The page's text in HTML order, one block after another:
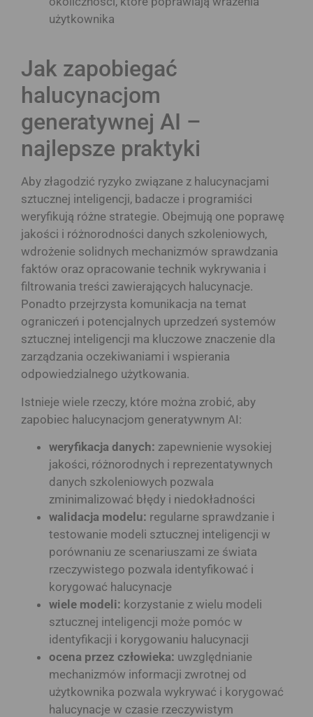
użytkownika
Jak zapobiegać
halucynacjom
generatywnej AI –
najlepsze praktyki
Aby złagodzić ryzyko związane z halucynacjami
sztucznej inteligencji, badacze i programiści
weryfikują różne strategie. Obejmują one poprawę
jakości i różnorodności danych szkoleniowych,
wdrożenie solidnych mechanizmów sprawdzania
faktów oraz opracowanie technik wykrywania i
filtrowania treści zawierających halucynacje.
Ponadto przejrzysta komunikacja na temat
ograniczeń i potencjalnych uprzedzeń systemów
sztucznej inteligencji ma kluczowe znaczenie dla
zarządzania oczekiwaniami i wspierania
odpowiedzialnego użytkowania.
Istnieje wiele rzeczy, które można zrobić, aby
zapobiec halucynacjom generatywnym AI:
weryfikacja danych: zapewnienie wysokiej
jakości, różnorodnych i reprezentatywnych
danych szkoleniowych pozwala
zminimalizować błędy i niedokładności
walidacja modelu: regularne sprawdzanie i
testowanie modeli sztucznej inteligencji w
porównaniu ze scenariuszami ze świata
rzeczywistego pozwala identyfikować i
korygować halucynacje
wiele modeli: korzystanie z wielu modeli
sztucznej inteligencji może pomóc w
identyfikacji i korygowaniu halucynacji
ocena przez człowieka: uwzględnianie
mechanizmów informacji zwrotnej od
użytkownika pozwala wykrywać i korygować
halucynacje w czasie rzeczywistym